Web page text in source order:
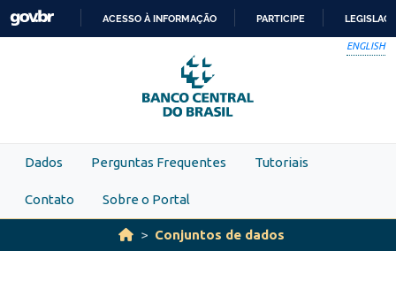
Skip to main content
PARA
O
CONTEÚDO
ACESSO À INFORMAÇÃO PARTICIPE
ENGLISH
Dados Perguntas Frequentes Tutoriais
Contato Sobre o Portal
Conjuntos de dados